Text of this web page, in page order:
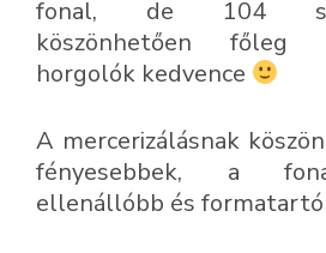
fonal, de 104
köszönhetően főleg
horgolók kedvence
A mercerizálásnak
fényesebbek, a
ellenállóbb és